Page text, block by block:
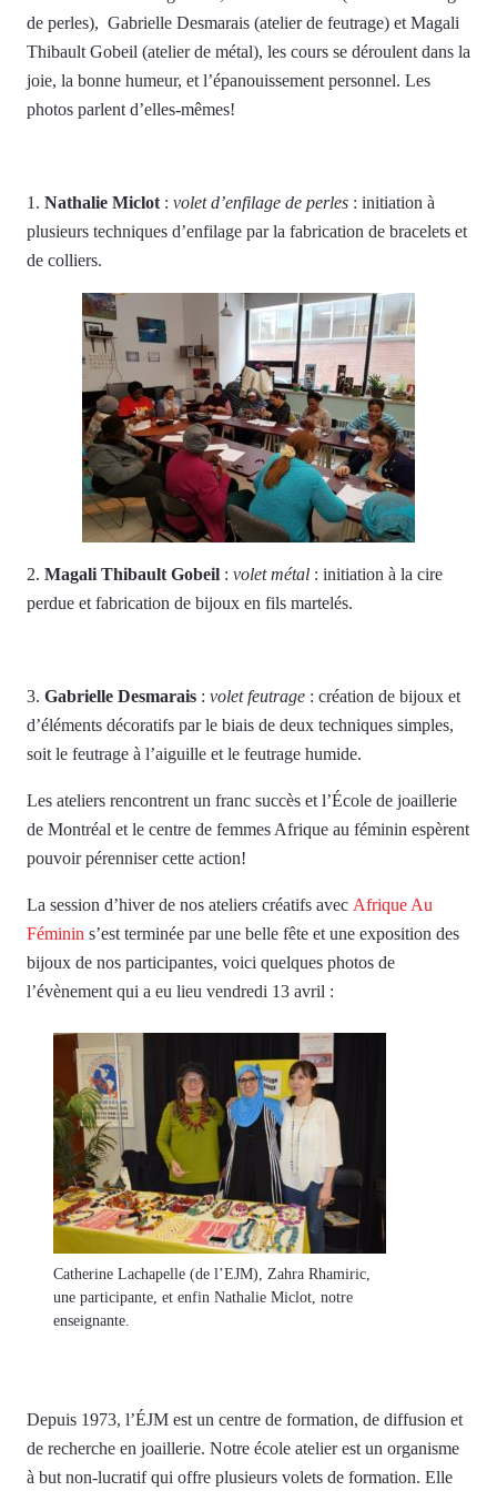
de perles), Gabrielle Desmarais (atelier de feutrage) et Magali
Thibault Gobeil (atelier de métal), les cours se déroulent dans la
joie, la bonne humeur, et l’épanouissement personnel. Les
photos parlent d’elles-mêmes!
1. Nathalie Miclot : volet d’enfilage de perles : initiation à
plusieurs techniques d’enfilage par la fabrication de bracelets et
de colliers.
2. Magali Thibault Gobeil : volet métal : initiation à la cire
perdue et fabrication de bijoux en fils martelés.
3. Gabrielle Desmarais : volet feutrage : création de bijoux et
d’éléments décoratifs par le biais de deux techniques simples,
soit le feutrage à l’aiguille et le feutrage humide.
Les ateliers rencontrent un franc succès et l’École de joaillerie
de Montréal et le centre de femmes Afrique au féminin espèrent
pouvoir pérenniser cette action!
La session d’hiver de nos ateliers créatifs avec Afrique Au
Féminin s’est terminée par une belle fête et une exposition des
bijoux de nos participantes, voici quelques photos de
l’évènement qui a eu lieu vendredi 13 avril :
Catherine Lachapelle (de l’EJM), Zahra Rhamiric,
une participante, et enfin Nathalie Miclot, notre
enseignante.
Depuis 1973, l’ÉJM est un centre de formation, de diffusion et
de recherche en joaillerie. Notre école atelier est un organisme
à but non-lucratif qui offre plusieurs volets de formation. Elle